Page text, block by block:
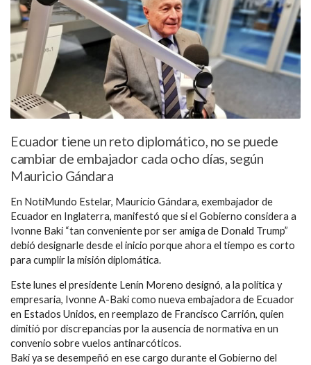
Ecuador tiene un reto diplomático, no se puede
cambiar de embajador cada ocho días, según
Mauricio Gándara
En NotiMundo Estelar, Mauricio Gándara, exembajador de
Ecuador en Inglaterra, manifestó que si el Gobierno considera a
Ivonne Baki “tan conveniente por ser amiga de Donald Trump”
debió designarle desde el inicio porque ahora el tiempo es corto
para cumplir la misión diplomática.
Este lunes el presidente Lenín Moreno designó, a la política y
empresaria, Ivonne A-Baki como nueva embajadora de Ecuador
en Estados Unidos, en reemplazo de Francisco Carrión, quien
dimitió por discrepancias por la ausencia de normativa en un
convenio sobre vuelos antinarcóticos.
Baki ya se desempeñó en ese cargo durante el Gobierno del